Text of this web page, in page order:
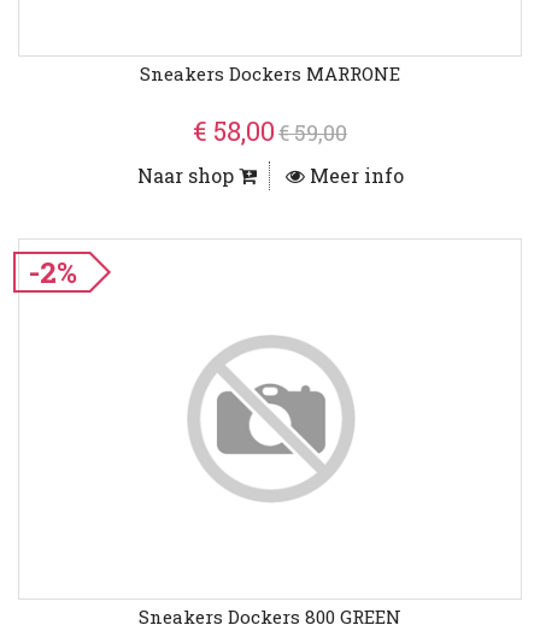
Sneakers Dockers MARRONE
€ 58,00€ 59,00
Naar shop Meer info
-2%
Sneakers Dockers 800 GREEN